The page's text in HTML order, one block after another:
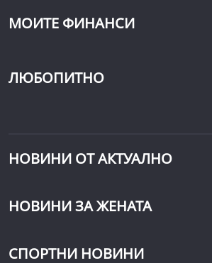
МОИТЕ ФИНАНСИ
ЛЮБОПИТНО
НОВИНИ ОТ АКТУАЛНО
НОВИНИ ЗА ЖЕНАТА
СПОРТНИ НОВИНИ